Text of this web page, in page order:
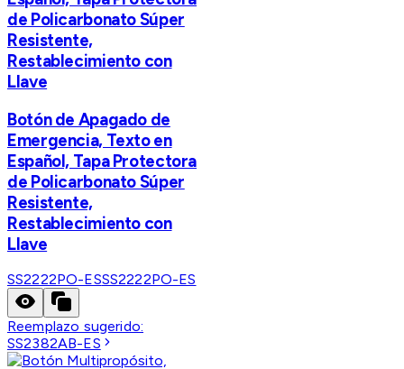
de Policarbonato Súper
Resistente,
Restablecimiento con
Llave
Botón de Apagado de
Emergencia, Texto en
Español, Tapa Protectora
de Policarbonato Súper
Resistente,
Restablecimiento con
Llave
SS2222PO-ESSS2222PO-ES
Reemplazo sugerido:
SS2382AB-ES